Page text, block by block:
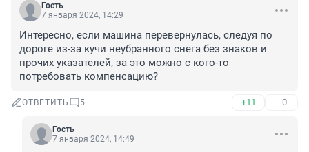
Гость
7 января 2024, 14:29
Интересно, если машина перевернулась, следуя по
дороге из-за кучи неубранного снега без знаков и
прочих указателей, за это можно с кого-то
потребовать компенсацию?
ОТВЕТИТЬ 5 +11 –0
Гость
7 января 2024, 14:49